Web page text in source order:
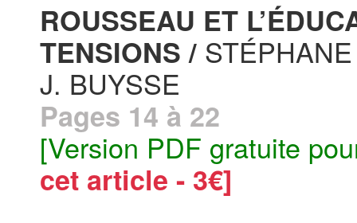
ROUSSEAU ET
TENSIONS /
J. BUYSSE
Pages 14 à 22
[Version PDF gratuite
cet article - 3€]